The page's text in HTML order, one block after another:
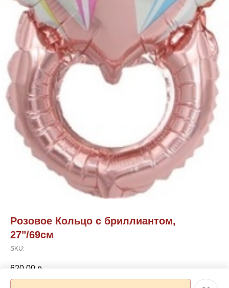
Розовое Кольцо с бриллиантом,
27"/69см
SKU:
620,00 р.